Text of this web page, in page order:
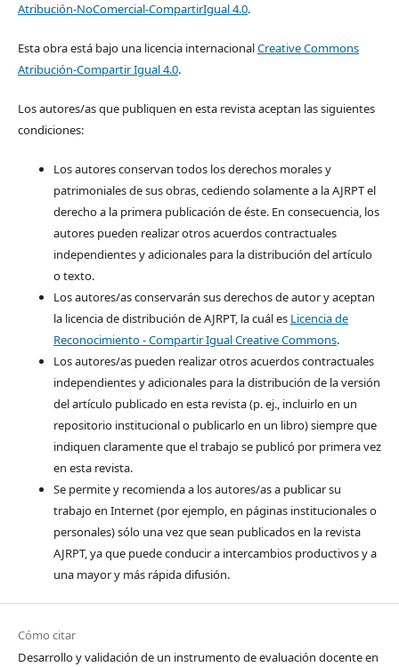
Atribución-NoComercial-CompartirIgual 4.0.
Esta obra está bajo una licencia internacionalCreative Commons
Atribución-Compartir Igual 4.0.
Los autores/as que publiquen en esta revista aceptan las siguientes
condiciones:
Los autores conservan todos los derechos morales y
patrimoniales de sus obras, cediendo solamente a la AJRPT el
derecho a la primera publicación de éste. En consecuencia, los
autores pueden realizar otros acuerdos contractuales
independientes y adicionales para la distribución del artículo
o texto.
Los autores/as conservarán sus derechos de autor y aceptan
la licencia de distribución de AJRPT, la cuál es Licencia de
Reconocimiento - Compartir Igual Creative Commons.
Los autores/as pueden realizar otros acuerdos contractuales
independientes y adicionales para la distribución de la versión
del artículo publicado en esta revista (p. ej., incluirlo en un
repositorio institucional o publicarlo en un libro) siempre que
indiquen claramente que el trabajo se publicó por primera vez
en esta revista.
Se permite y recomienda a los autores/as a publicar su
trabajo en Internet (por ejemplo, en páginas institucionales o
personales) sólo una vez que sean publicados en la revista
AJRPT, ya que puede conducir a intercambios productivos y a
una mayor y más rápida difusión.
Cómo citar
Desarrollo y validación de un instrumento de evaluación docente en